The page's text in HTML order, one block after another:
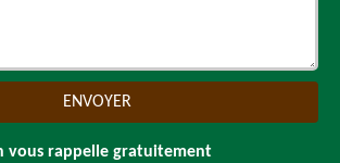
vous rappelle gratuitement